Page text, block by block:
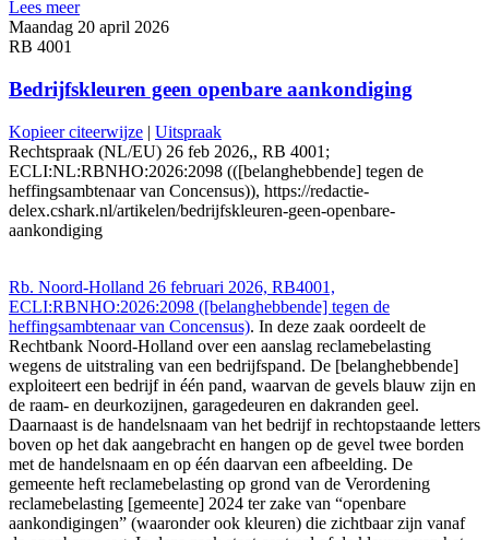
Lees meer
Maandag 20 april 2026
RB 4001
Bedrijfskleuren geen openbare aankondiging
Kopieer citeerwijze | Uitspraak
Rechtspraak (NL/EU) 26 feb 2026,, RB 4001;
ECLI:NL:RBNHO:2026:2098 (([belanghebbende] tegen de
heffingsambtenaar van Concensus)), https://redactie-
delex.cshark.nl/artikelen/bedrijfskleuren-geen-openbare-
aankondiging
Rb. Noord-Holland 26 februari 2026, RB4001,
ECLI:RBNHO:2026:2098 ([belanghebbende] tegen de
heffingsambtenaar van Concensus). In deze zaak oordeelt de
Rechtbank Noord-Holland over een aanslag reclamebelasting
wegens de uitstraling van een bedrijfspand. De [belanghebbende]
exploiteert een bedrijf in één pand, waarvan de gevels blauw zijn en
de raam- en deurkozijnen, garagedeuren en dakranden geel.
Daarnaast is de handelsnaam van het bedrijf in rechtopstaande letters
boven op het dak aangebracht en hangen op de gevel twee borden
met de handelsnaam en op één daarvan een afbeelding. De
gemeente heft reclamebelasting op grond van de Verordening
reclamebelasting [gemeente] 2024 ter zake van “openbare
aankondigingen” (waaronder ook kleuren) die zichtbaar zijn vanaf